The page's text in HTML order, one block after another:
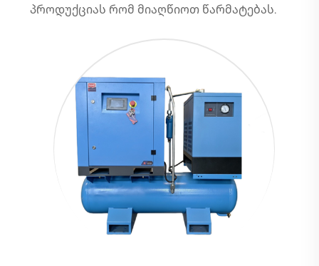
პროდუქციას რომ მიაღწიოთ წარმატებას.